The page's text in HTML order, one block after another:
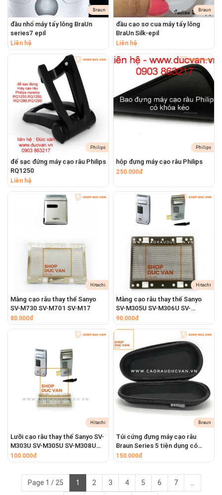
TẠI SAO BẠN CẦN THAY ĐẦU CẠO?
Khuyến Nghị Từ Chuyên Gia (18 Tháng)
Braun khuyến nghị nên thay thế đầu cạo sau
mỗi 18 tháng sử dụng. Trong khoảng thời gian
đó, máy cạo râu của bạn đã cắt trung bình hơn
6.000.000 sợi râu, và các bộ phận cắt kim loại
sẽ bắt đầu mòn đi một cách tự nhiên.
Braun
đầu nhổ máy tẩy lông BraUn
series7 epil
Liên hệ
Braun
đầu cạo sơ cua máy tẩy lông
BraUn Silk-epil
Liên hệ
Philips
đế sạc đứng máy cạo râu Philips
RQ1250
Liên hệ
Philips
hộp đựng máy cạo râu Philips
250.000đ
Hitachi
Màng cạo râu thay thế Sanyo
SV-M730 SV-M701 SV-M17
80.000đ
Hitachi
Màng cạo râu thay thế Sanyo
SV-M305U SV-M306U SV-
M308U
90.000đ
Hitachi
Lưỡi cạo râu thay thế Sanyo SV-
M303U SV-M305U SV-M308U
SV-M730 SV-M701
100.000đ
Braun
Túi cứng đựng máy cạo râu
Braun Series 5 tiện dụng có
khóa kéo mang theo du lịch
150.000đ
Page 1 / 25 1 2 3 4 5 6 7